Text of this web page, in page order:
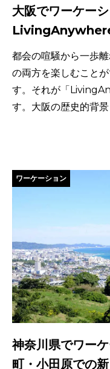
大阪でワーケー
都会の喧騒から一歩
の両方を楽しむこと
す。それが「
す。大阪の歴史的背
ワーケーション
神奈川県でワー
町・小田原での